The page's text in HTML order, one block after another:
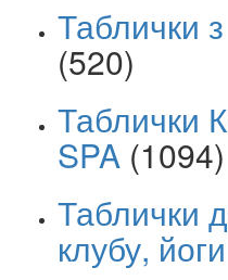
Таблички
(520)
Таблички
SPA (1094)
Таблички
клубу, йоги